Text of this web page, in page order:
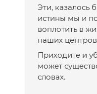
Эти, казалось
истины мы и
воплотить в
наших
Приходите и
может
словах.